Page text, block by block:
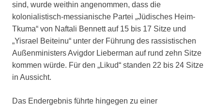
sind, wurde weithin angenommen, dass die
kolonialistisch-messianische Partei „Jüdisches Heim-
Tkuma“ von Naftali Bennett auf 15 bis 17 Sitze und
„Yisrael Beiteinu“ unter der Führung des rassistischen
Außenministers Avigdor Lieberman auf rund zehn Sitze
kommen würde. Für den „Likud“ standen 22 bis 24 Sitze
in Aussicht.
Das Endergebnis führte hingegen zu einer